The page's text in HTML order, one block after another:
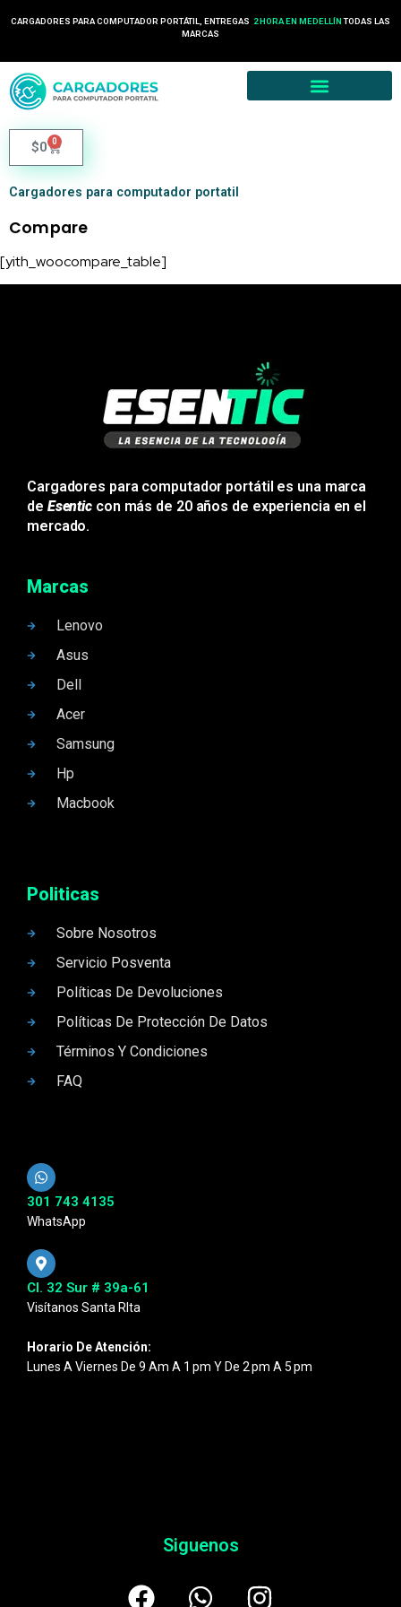
CARGADORES PARA COMPUTADOR PORTÁTIL, ENTREGAS 2 HORA EN MEDELLÍN TODAS LAS
MARCAS
$0 0
Cargadores para computador portatil
Compare
[yith_woocompare_table]
Cargadores para computador portátil es una marca
de Esentic con más de 20 años de experiencia en el
mercado.
Marcas
Lenovo
Asus
Dell
Acer
Samsung
Hp
Macbook
Politicas
Sobre Nosotros
Servicio Posventa
Políticas De Devoluciones
Políticas De Protección De Datos
Términos Y Condiciones
FAQ
301 743 4135
WhatsApp
Cl. 32 Sur # 39a-61
Visítanos Santa RIta
Horario De Atención:
Lunes A Viernes De 9 Am A 1 Pm Y De 2 Pm A 5 Pm
Siguenos